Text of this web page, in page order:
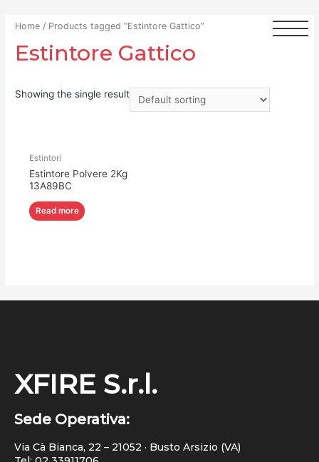
Home / Products tagged “Estintore Gattico”
Estintore Gattico
Showing the single result
Estintori
Estintore Polvere 2Kg
13A89BC
Read more
XFIRE S.r.l.
Sede Operativa:
Via Cà Bianca, 22 – 21052 · Busto Arsizio (VA)